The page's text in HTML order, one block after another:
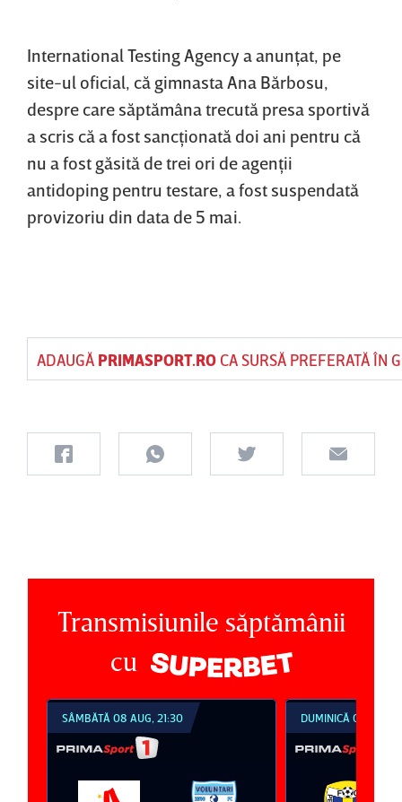
International Testing Agency a anunţat, pe
site-ul oficial, că gimnasta Ana Bărbosu,
despre care săptămâna trecută presa sportivă
a scris că a fost sancţionată doi ani pentru că
nu a fost găsită de trei ori de agenţii
antidoping pentru testare, a fost suspendată
provizoriu din data de 5 mai.
ADAUGĂ PRIMASPORT.ROCA SURSĂ PREFERATĂ ÎN
Transmisiunile săptămânii
cu
SÂMBĂTĂ 08 AUG, 21:30 DUMINICĂ 09 AUG,